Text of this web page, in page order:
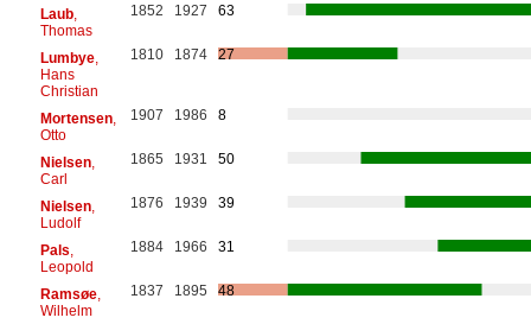
Laub,
Thomas
1852 1927 63
Lumbye,
Hans
Christian
1810 1874 27
Mortensen,
Otto
1907 1986 8
Nielsen,
Carl
1865 1931 50
Nielsen,
Ludolf
1876 1939 39
Pals
Leopold
1884 1966 31
Ramsøe,
Wilhelm
1837 1895 48